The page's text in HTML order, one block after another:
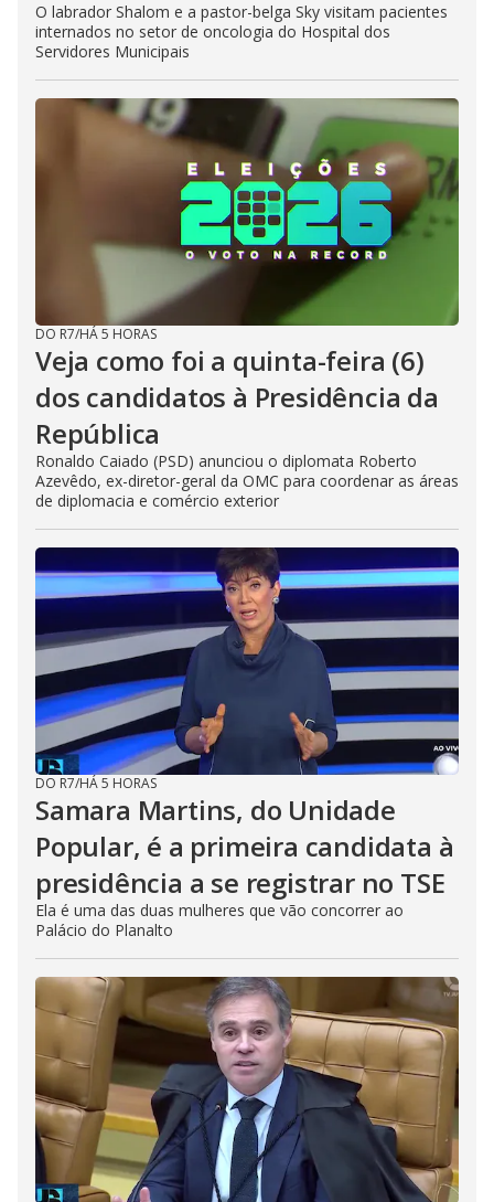
O labrador Shalom e a pastor-belga Sky visitam pacientes
internados no setor de oncologia do Hospital dos
Servidores Municipais
DO R7/HÁ 5 HORAS
Veja como foi a quinta-feira (6)
dos candidatos à Presidência da
República
Ronaldo Caiado (PSD) anunciou o diplomata Roberto
Azevêdo, ex-diretor-geral da OMC para coordenar as áreas
de diplomacia e comércio exterior
DO R7/HÁ 5 HORAS
Samara Martins, do Unidade
Popular, é a primeira candidata à
presidência a se registrar no TSE
Ela é uma das duas mulheres que vão concorrer ao
Palácio do Planalto